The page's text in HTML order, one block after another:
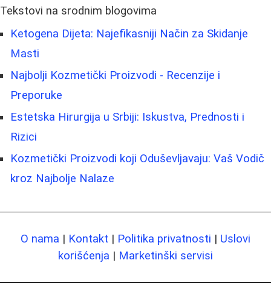
Tekstovi na srodnim blogovima
Ketogena Dijeta: Najefikasniji Način za Skidanje
Masti
Najbolji Kozmetički Proizvodi - Recenzije i
Preporuke
Estetska Hirurgija u Srbiji: Iskustva, Prednosti i
Rizici
Kozmetički Proizvodi koji Oduševljavaju: Vaš Vodič
kroz Najbolje Nalaze
O nama | Kontakt | Politika privatnosti | Uslovi
korišćenja | Marketinški servisi